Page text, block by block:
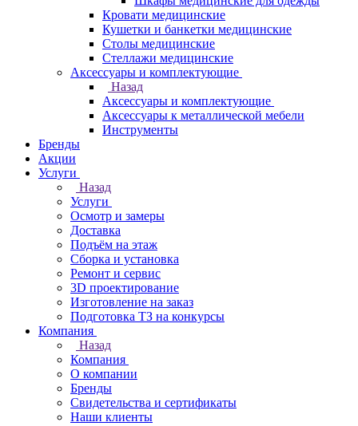
Кровати медицинские
Кушетки и банкетки медицинские
Столы медицинские
Стеллажи медицинские
Аксессуары и комплектующие
Назад
Аксессуары и комплектующие
Аксессуары к металлической мебели
Инструменты
Бренды
Акции
Услуги
Назад
Услуги
Осмотр и замеры
Доставка
Подъём на этаж
Сборка и установка
Ремонт и сервис
3D проектирование
Изготовление на заказ
Подготовка ТЗ на конкурсы
Компания
Назад
Компания
О компании
Бренды
Свидетельства и сертификаты
Наши клиенты